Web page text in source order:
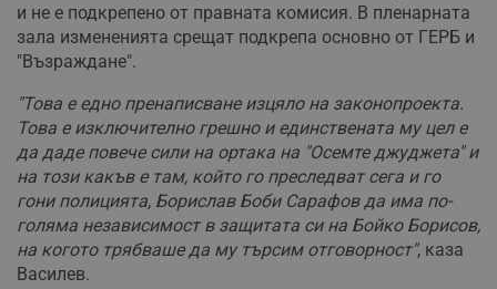
и не е подкрепено от правната комисия. В пленарната
зала измененията срещат подкрепа основно от ГЕРБ и
"Възраждане".
"Това е едно пренаписване изцяло на законопроекта.
Това е изключително грешно и единствената му цел е
да даде повече сили на ортака на "Осемте джуджета" и
на този какъв е там, който го преследват сега и го
гони полицията, Борислав Боби Сарафов да има по-
голяма независимост в защитата си на Бойко Борисов,
на когото трябваше да му търсим отговорност", каза
Василев.